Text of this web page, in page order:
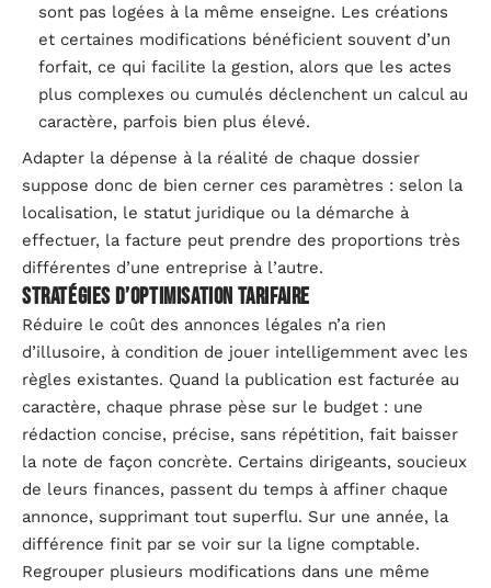
sont pas logées à la même enseigne. Les créations
et certaines modifications bénéficient souvent d’un
forfait, ce qui facilite la gestion, alors que les actes
plus complexes ou cumulés déclenchent un calcul au
caractère, parfois bien plus élevé.
Adapter la dépense à la réalité de chaque dossier
suppose donc de bien cerner ces paramètres : selon la
localisation, le statut juridique ou la démarche à
effectuer, la facture peut prendre des proportions très
différentes d’une entreprise à l’autre.
Stratégies d’optimisation tarifaire
Réduire le coût des annonces légales n’a rien
d’illusoire, à condition de jouer intelligemment avec les
règles existantes. Quand la publication est facturée au
caractère, chaque phrase pèse sur le budget : une
rédaction concise, précise, sans répétition, fait baisser
la note de façon concrète. Certains dirigeants, soucieux
de leurs finances, passent du temps à affiner chaque
annonce, supprimant tout superflu. Sur une année, la
différence finit par se voir sur la ligne comptable.
Regrouper plusieurs modifications dans une même